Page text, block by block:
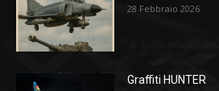
28 Febbraio 2026
Graffiti HUNTER